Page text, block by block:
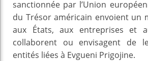
sanctionnée par l’Union
du Trésor américain envoient un
aux États, aux entreprises et
collaborent ou envisagent de
entités liées à Evgueni Prigojine.